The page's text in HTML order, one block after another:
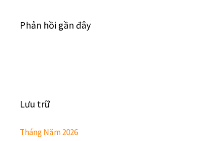
Phản hồi gần đây
Lưu trữ
Tháng Năm 2026